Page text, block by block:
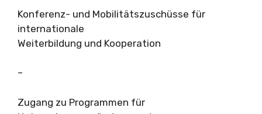
Konferenz- und Mobilitätszuschüsse für
internationale
Weiterbildung und Kooperation
–
Zugang zu Programmen für